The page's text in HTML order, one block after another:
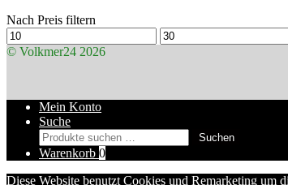
Nach Preis filtern
Min.
Preis
Max.
Preis
© Volkmer24 2026
Mein Konto
Suche
Suchen
nach:
Suchen
Warenkorb 0
Diese Website benutzt Cookies und Remarketing um